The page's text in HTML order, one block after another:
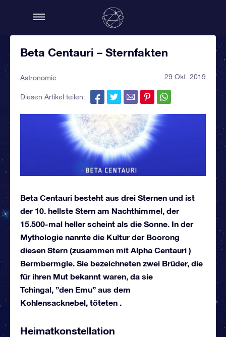
Beta Centauri – Sternfakten
Astronomie 29 Okt. 2019
Diesen Artikel teilen:
Beta Centauri besteht aus drei Sternen und ist
der 10. hellste Stern am Nachthimmel, der
15.500-mal heller scheint als die Sonne. In der
Mythologie nannte die Kultur der Boorong
diesen Stern (zusammen mit Alpha Centauri )
Bermbermgle. Sie bezeichneten zwei Brüder, die
für ihren Mut bekannt waren, da sie
Tchingal, ”den Emu” aus dem
Kohlensacknebel, töteten .
Heimatkonstellation